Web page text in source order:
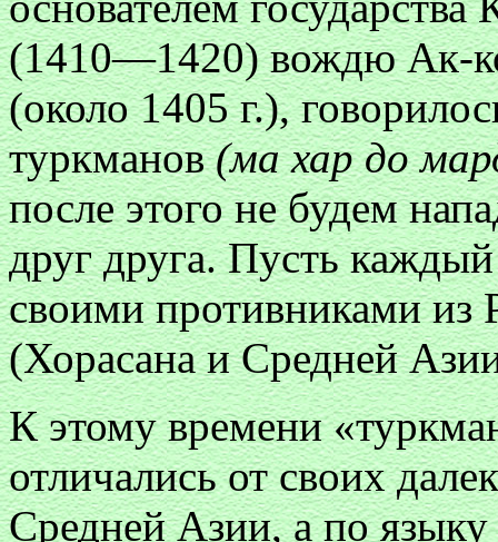
(1410—1420) вождю Ак-
(около 1405 г.),
туркманов(ма хар до
после этого не будем
друг друга. Пусть
своими противниками
(Хорасана и Средней
К этому времени
отличались от своих
Средней Азии, а по языку